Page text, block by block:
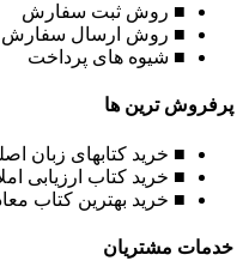
■ روش ثبت سفارش
■ روش ارسال سفارش
■ شیوه های پرداخت
پرفروش ترین ها
■ خرید کتابهای زبان
■ خرید کتاب ارزیابی
■ خرید بهترین کتاب
خدمات مشتریان